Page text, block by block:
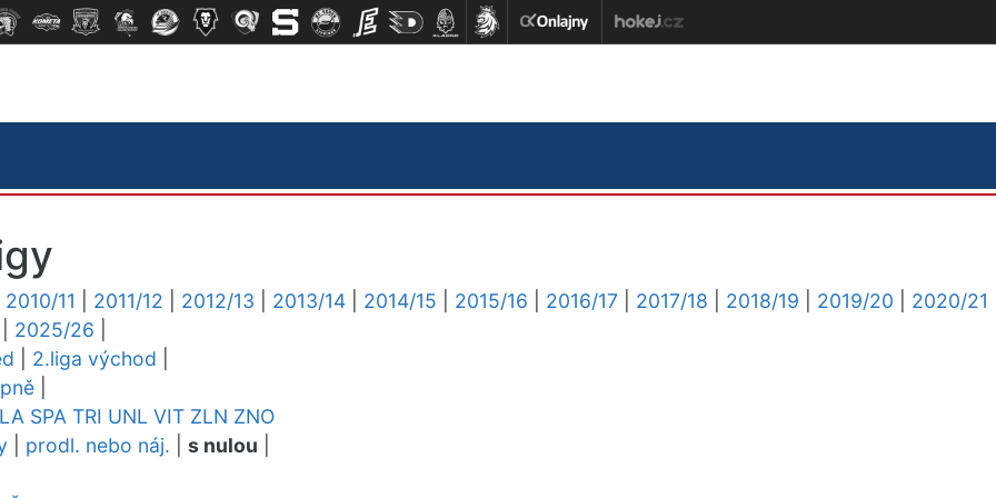
2010/11 2011/12 2012/13 2013/14 2014/15 2015/16 2016/17 2017/18 2018/19 2019/20
2020/21
2025/26
2.liga východ
SPA TRI UNL VIT ZLN ZNO
prodl. nebo náj. s nulou